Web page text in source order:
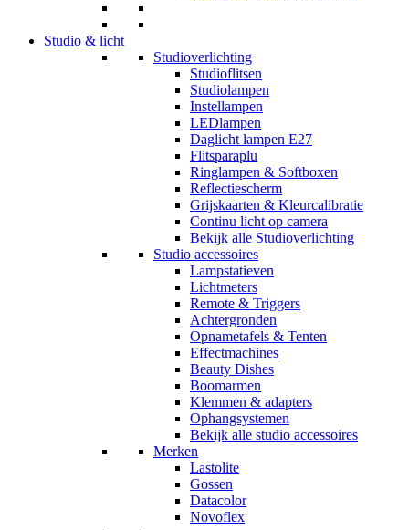
Studio & licht
Studioverlichting
Studioflitsen
Studiolampen
Instellampen
LEDlampen
Daglicht lampen E27
Flitsparaplu
Ringlampen & Softboxen
Reflectiescherm
Grijskaarten & Kleurcalibratie
Continu licht op camera
Bekijk alle Studioverlichting
Studio accessoires
Lampstatieven
Lichtmeters
Remote & Triggers
Achtergronden
Opnametafels & Tenten
Effectmachines
Beauty Dishes
Boomarmen
Klemmen & adapters
Ophangsystemen
Bekijk alle studio accessoires
Merken
Lastolite
Gossen
Datacolor
Novoflex